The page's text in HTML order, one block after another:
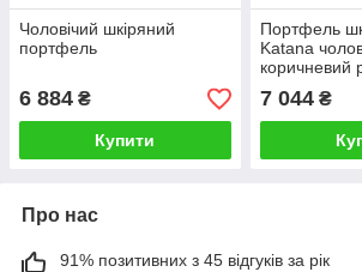
Чоловічий шкіряний
портфель
6 884 ₴
Купити
Портфель
Katana
коричневий
7 044₴
Про нас
91% позитивних з 45 відгуків за рік